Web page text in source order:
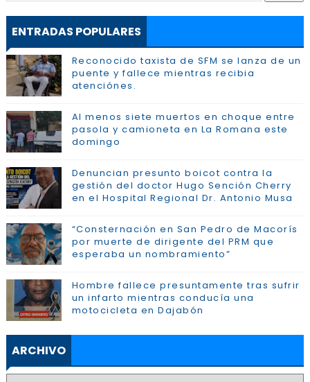
ENTRADAS POPULARES
Reconocido taxista de SFM se lanza de un
puente y fallece mientras recibia
atenciónes.
Al menos siete muertos en choque entre
pasola y camioneta en La Romana este
domingo
Denuncian presunto boicot contra la
gestión del doctor Hugo Sención Cherry
en el Hospital Regional Dr. Antonio Musa
“Consternación en San Pedro de Macorís
por muerte de dirigente del PRM que
esperaba un nombramiento”
Hombre fallece presuntamente tras sufrir
un infarto mientras conducía una
motocicleta en Dajabón
ARCHIVO